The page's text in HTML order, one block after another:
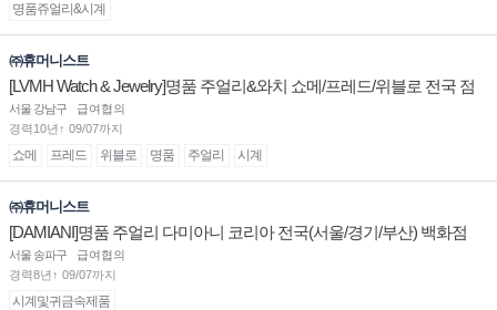
명품쥬얼리&시계
㈜휴머니스트
[LVMH Watch & Jewelry]명품 주얼리&와치 쇼메/프레드/위블로 전국 점
장/부점장/판매사원 채용
서울 강남구
급여협의
경력10년↑ 09/07까지
쇼메 프레드 위블로 명품 주얼리 시계
㈜휴머니스트
[DAMIANI]명품 주얼리 다미아니 코리아 전국(서울/경기/부산) 백화점
부점장/판매사원 채용
서울 송파구
급여협의
경력8년↑ 09/07까지
시계및귀금속제품